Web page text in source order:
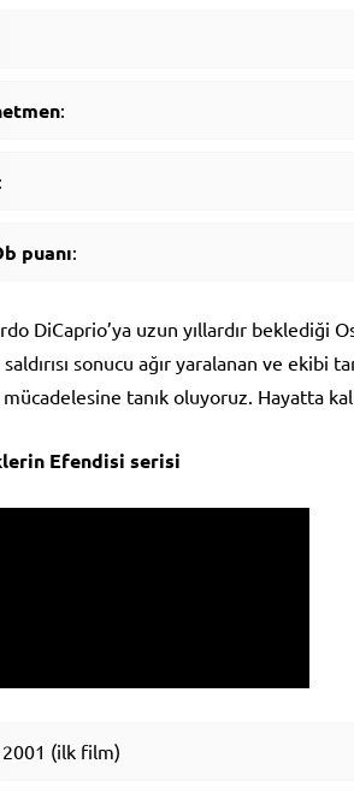
:
:
puanı:
DiCaprio’ya uzun yıllardır beklediği
saldırısı sonucu ağır yaralanan ve
mücadelesine tanık oluyoruz. Hayatta
Efendisi serisi
2001 (ilk film)